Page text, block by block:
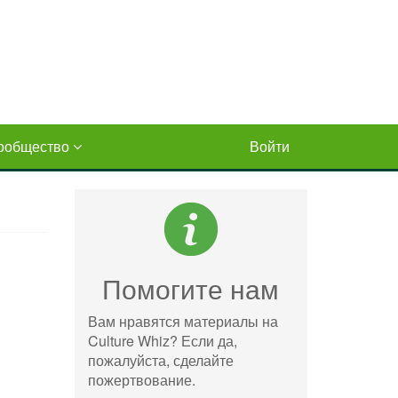
Войти
Помогите нам
Вам нравятся материалы на
Culture Whiz? Если да,
пожалуйста, сделайте
пожертвование.